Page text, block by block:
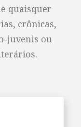
quaisquer
crônicas,
juvenis ou